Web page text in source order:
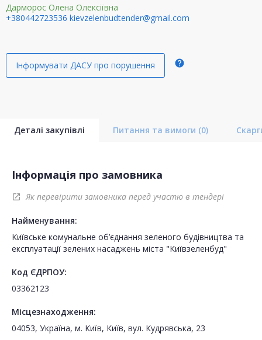
Дарморос Олена Олексіївна
+380442723536 kievzelenbudtender@gmail.com
Інформувати ДАСУ про порушення help
Деталі закупівлі Питання та вимоги (0)
Інформація про замовника
open_in_new Як перевірити замовника перед участю в тендері
Найменування:
Київське комунальне об’єднання зеленого будівництва та
експлуатації зелених насаджень міста "Київзеленбуд"
Код ЄДРПОУ:
03362123
Місцезнаходження:
04053, Україна, м. Київ, Київ, вул. Кудрявська, 23